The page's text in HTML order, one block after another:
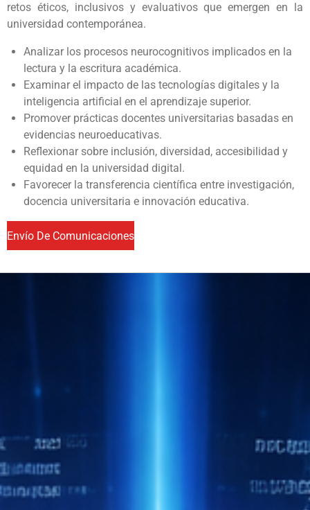
retos éticos, inclusivos y evaluativos que emergen en la
universidad contemporánea.
Analizar los procesos neurocognitivos implicados en la
lectura y la escritura académica.
Examinar el impacto de las tecnologías digitales y la
inteligencia artificial en el aprendizaje superior.
Promover prácticas docentes universitarias basadas en
evidencias neuroeducativas.
Reflexionar sobre inclusión, diversidad, accesibilidad y
equidad en la universidad digital.
Favorecer la transferencia científica entre investigación,
docencia universitaria e innovación educativa.
Envío De Comunicaciones